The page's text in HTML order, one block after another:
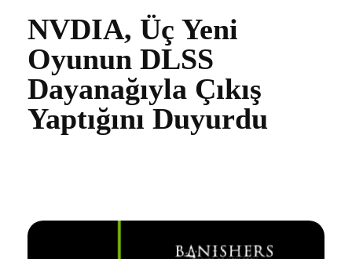
NVDIA, Üç Yeni
Oyunun DLSS
Dayanağıyla Çıkış
Yaptığını Duyurdu